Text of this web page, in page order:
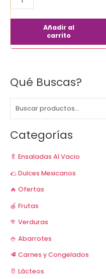
Qué Buscas?
B
c
a
p
Categorías
🥬 Ensaladas Al Vacio
🌮 Dulces Mexicanos
🔥 Ofertas
🍎 Frutas
🥦 Verduras
🍚 Abarrotes
🥩 Carnes y Congelados
🥛 Lácteos
cantidad
Añadir al
carrito